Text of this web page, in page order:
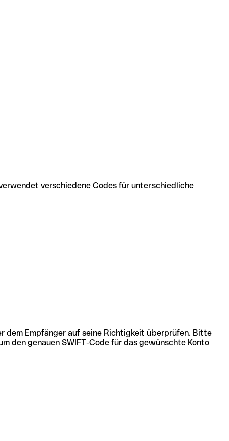
verschiedene Codes für unterschiedliche
dem Empfänger auf seine Richtigkeit überprüfen. Bitte
den genauen SWIFT-Code für das gewünschte Konto